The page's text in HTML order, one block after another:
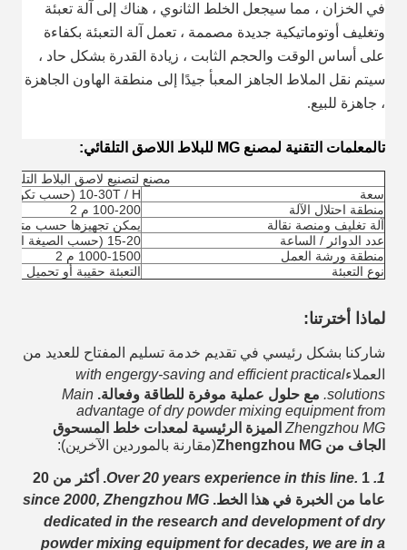
في الخزان ، مما سيجعل الخلط الثانوي ، هناك إلى آلة تعبئة
وتغليف أوتوماتيكية جديدة مصممة ، تعمل آلة التعبئة بكفاءة
على أساس الوقت والحجم الثابت ، زيادة القدرة بشكل حاد ،
سيتم نقل الملاط الجاهز المعبأ جيدًا إلى منطقة الهاون الجاهزة
، جاهزة للبيع.
تالمعلمات التقنية لمصنع MG للبلاط اللاصق التلقائي:
مصنع لتصنيع لاصق البلاط
سعة
10-30T / H (حسب تكوين الجهاز)
منطقة احتلال الآلة
100-200 م 2
آلة تغليف ومنصة نقالة
يمكن تجهيزها حسب
عدد الدوائر / الساعة
15-20 (حسب الصيغة المطبقة)
منطقة ورشة العمل
1000-1500 م 2
نوع التعبئة
التعبئة حقيبة أو تحميل
لماذا أخترتنا:
شاركنا بشكل رئيسي في تقديم خدمة تسليم المفتاح للعديد من
العملاءwith engergy-saving and efficient practical
solutions. مع حلول عملية موفرة للطاقة وفعالة. Main
advantage of dry powder mixing equipment from
Zhengzhou MG الميزة الرئيسية لمعدات خلط المسحوق
الجاف من Zhengzhou MG
(مقارنة بالموردين الآخرين):
1. Over 20 years experience in this line.
1. أكثر من 20
عاما من الخبرة في هذا الخط. since 2000, Zhengzhou MG
dedicated in the research and development of dry
powder mixing equipment for decades, we are in a